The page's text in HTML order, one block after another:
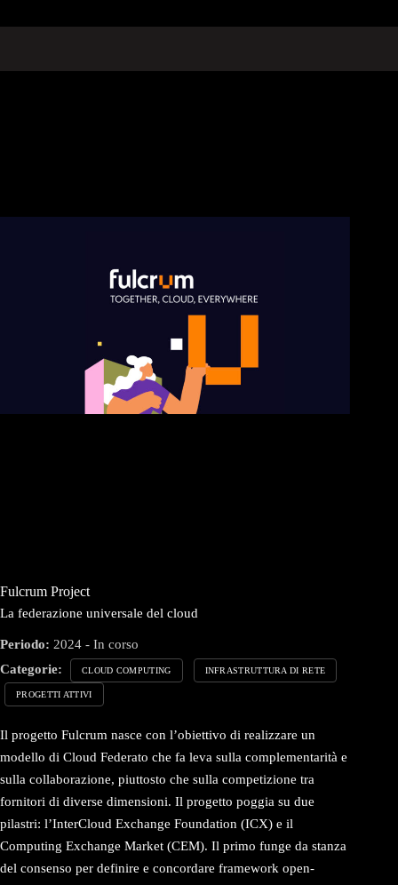
Fulcrum Project
La federazione universale del cloud
Periodo: 2024 - In corso
Categorie:
CLOUD COMPUTING INFRASTRUTTURA DI RETE
PROGETTI ATTIVI
Il progetto Fulcrum nasce con l’obiettivo di realizzare un
modello di Cloud Federato che fa leva sulla complementarità e
sulla collaborazione, piuttosto che sulla competizione tra
fornitori di diverse dimensioni. Il progetto poggia su due
pilastri: l’InterCloud Exchange Foundation (ICX) e il
Computing Exchange Market (CEM). Il primo funge da stanza
del consenso per definire e concordare framework open-